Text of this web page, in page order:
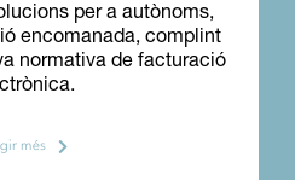
per a autònoms,
encomanada, complint
normativa de facturació
més